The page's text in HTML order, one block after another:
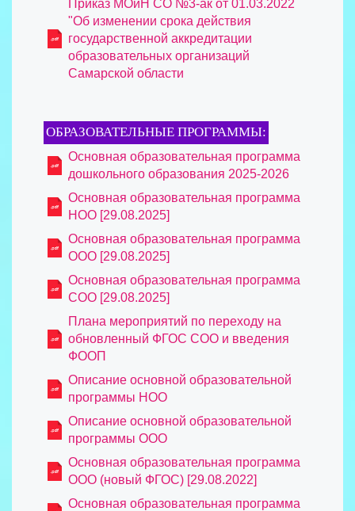
Приказ МОиН СО №3-ак от 01.03.2022
"Об изменении срока действия
государственной аккредитации
образовательных организаций
Самарской области
ОБРАЗОВАТЕЛЬНЫЕ ПРОГРАММЫ:
Основная образовательная программа
дошкольного образования 2025-2026
Основная образовательная программа
НОО [29.08.2025]
Основная образовательная программа
ООО [29.08.2025]
Основная образовательная программа
СОО [29.08.2025]
Плана мероприятий по переходу на
обновленный ФГОС СОО и введения
ФООП
Описание основной образовательной
программы НОО
Описание основной образовательной
программы ООО
Основная образовательная программа
ООО (новый ФГОС) [29.08.2022]
Основная образовательная программа